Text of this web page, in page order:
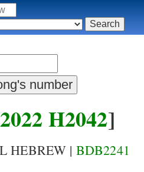
H2042]
HEBREW | BDB2241